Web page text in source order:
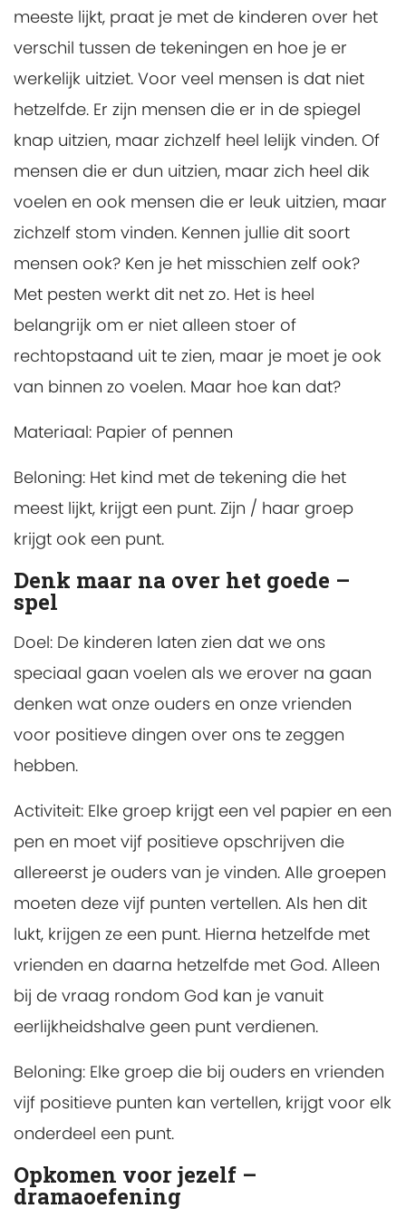
meeste lijkt, praat je met de kinderen over het
verschil tussen de tekeningen en hoe je er
werkelijk uitziet. Voor veel mensen is dat niet
hetzelfde. Er zijn mensen die er in de spiegel
knap uitzien, maar zichzelf heel lelijk vinden. Of
mensen die er dun uitzien, maar zich heel dik
voelen en ook mensen die er leuk uitzien, maar
zichzelf stom vinden. Kennen jullie dit soort
mensen ook? Ken je het misschien zelf ook?
Met pesten werkt dit net zo. Het is heel
belangrijk om er niet alleen stoer of
rechtopstaand uit te zien, maar je moet je ook
van binnen zo voelen. Maar hoe kan dat?
Materiaal: Papier of pennen
Beloning: Het kind met de tekening die het
meest lijkt, krijgt een punt. Zijn / haar groep
krijgt ook een punt.
Denk maar na over het goede –
spel
Doel: De kinderen laten zien dat we ons
speciaal gaan voelen als we erover na gaan
denken wat onze ouders en onze vrienden
voor positieve dingen over ons te zeggen
hebben.
Activiteit: Elke groep krijgt een vel papier en een
pen en moet vijf positieve opschrijven die
allereerst je ouders van je vinden. Alle groepen
moeten deze vijf punten vertellen. Als hen dit
lukt, krijgen ze een punt. Hierna hetzelfde met
vrienden en daarna hetzelfde met God. Alleen
bij de vraag rondom God kan je vanuit
eerlijkheidshalve geen punt verdienen.
Beloning: Elke groep die bij ouders en vrienden
vijf positieve punten kan vertellen, krijgt voor elk
onderdeel een punt.
Opkomen voor jezelf –
dramaoefening